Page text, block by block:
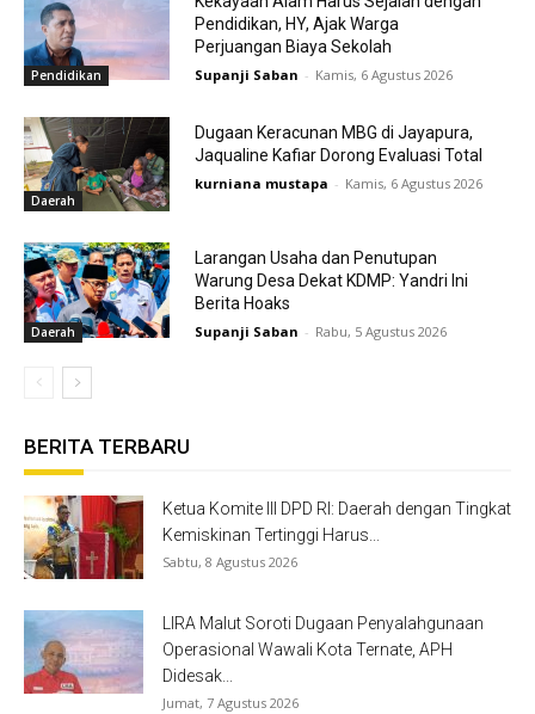
Pendidikan
Pendidikan, HY, Ajak Warga
Perjuangan Biaya Sekolah
Supanji Saban - Kamis, 6 Agustus 2026
Daerah
Dugaan Keracunan MBG di Jayapura,
Jaqualine Kafiar Dorong Evaluasi Total
kurniana mustapa - Kamis, 6 Agustus 2026
Daerah
Larangan Usaha dan Penutupan
Warung Desa Dekat KDMP: Yandri Ini
Berita Hoaks
Supanji Saban - Rabu, 5 Agustus 2026
BERITA TERBARU
Ketua Komite III DPD RI: Daerah dengan Tingkat
Kemiskinan Tertinggi Harus...
Sabtu, 8 Agustus 2026
LIRA Malut Soroti Dugaan Penyalahgunaan
Operasional Wawali Kota Ternate, APH
Didesak...
Jumat, 7 Agustus 2026